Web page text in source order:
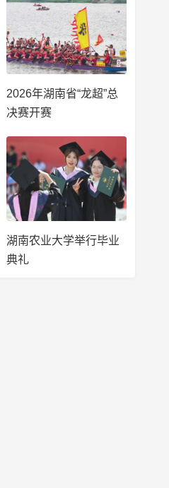
2026年湖南省“龙超”总
决赛开赛
湖南农业大学举行毕业
典礼